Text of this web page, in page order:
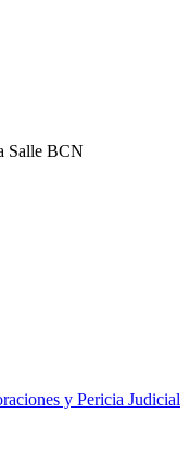
Salle BCN
y Pericia Judicial